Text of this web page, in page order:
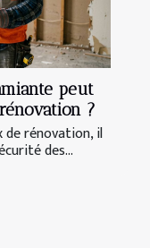
peut
?
de rénovation, il
des...